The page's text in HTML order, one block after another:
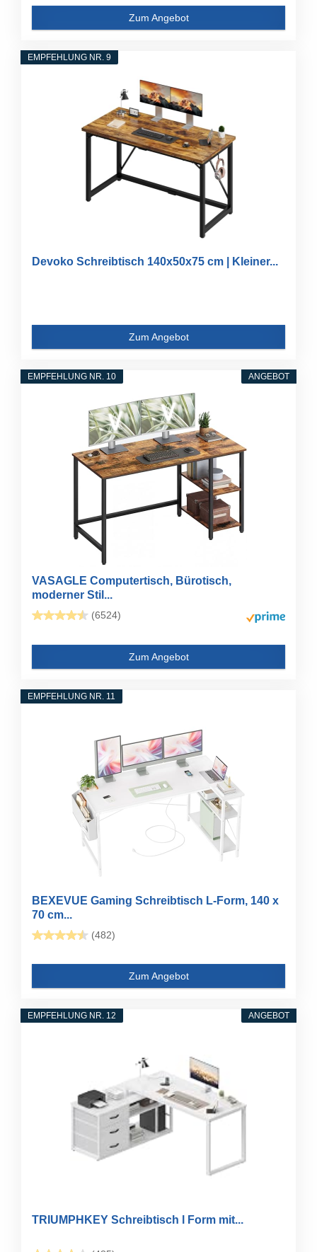
Zum Angebot
EMPFEHLUNG NR. 9
Devoko Schreibtisch 140x50x75 cm | Kleiner...
Zum Angebot
ANGEBOT
EMPFEHLUNG NR. 10
VASAGLE Computertisch, Bürotisch,
moderner Stil...
(6524)
Zum Angebot
EMPFEHLUNG NR. 11
BEXEVUE Gaming Schreibtisch L-Form, 140 x
70 cm...
(482)
Zum Angebot
ANGEBOT
EMPFEHLUNG NR. 12
TRIUMPHKEY Schreibtisch l Form mit...